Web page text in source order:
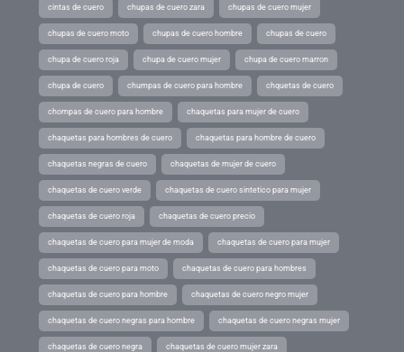
cintas de cuero chupas de cuero zara chupas de cuero mujer
chupas de cuero moto chupas de cuero hombre chupas de cuero
chupa de cuero roja chupa de cuero mujer chupa de cuero marron
chupa de cuero chumpas de cuero para hombre chquetas de cuero
chompas de cuero para hombre chaquetas para mujer de cuero
chaquetas para hombres de cuero chaquetas para hombre de cuero
chaquetas negras de cuero chaquetas de mujer de cuero
chaquetas de cuero verde chaquetas de cuero sintetico para mujer
chaquetas de cuero roja chaquetas de cuero precio
chaquetas de cuero para mujer de moda chaquetas de cuero para mujer
chaquetas de cuero para moto chaquetas de cuero para hombres
chaquetas de cuero para hombre chaquetas de cuero negro mujer
chaquetas de cuero negras para hombre chaquetas de cuero negras mujer
chaquetas de cuero negra chaquetas de cuero mujer zara